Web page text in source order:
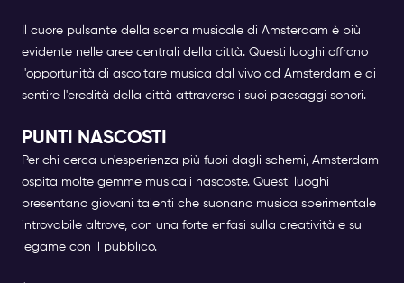
Il cuore pulsante della scena musicale di Amsterdam è più
evidente nelle aree centrali della città. Questi luoghi offrono
l'opportunità di ascoltare musica dal vivo ad Amsterdam e di
sentire l'eredità della città attraverso i suoi paesaggi sonori.
PUNTI NASCOSTI
Per chi cerca un'esperienza più fuori dagli schemi, Amsterdam
ospita molte gemme musicali nascoste. Questi luoghi
presentano giovani talenti che suonano musica sperimentale
introvabile altrove, con una forte enfasi sulla creatività e sul
legame con il pubblico.